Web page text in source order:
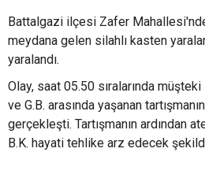
Battalgazi ilçesi Zafer
meydana gelen silahlı kasten
yaralandı.
Olay, saat 05.50 sıralarında
ve G.B. arasında yaşanan
gerçekleşti. Tartışmanın ardından
B.K. hayati tehlike arz edecek